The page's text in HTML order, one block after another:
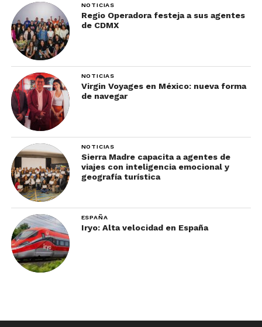
NOTICIAS
Regio Operadora festeja a sus agentes
de CDMX
NOTICIAS
Virgin Voyages en México: nueva forma
de navegar
NOTICIAS
Sierra Madre capacita a agentes de
viajes con inteligencia emocional y
geografía turística
ESPAÑA
Iryo: Alta velocidad en España